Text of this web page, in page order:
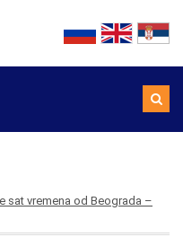
sat vremena od Beograda –